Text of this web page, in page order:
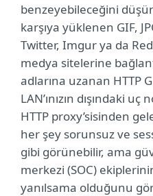
benzeyebileceğini
karşıya yüklenen GIF,
Twitter, Imgur ya da
medya sitelerine
adlarına uzanan HTTP
LAN’ınızın dışındaki
HTTP proxy’sisinden
her şey sorunsuz ve
gibi görünebilir, ama
merkezi (SOC)
yanılsama olduğunu